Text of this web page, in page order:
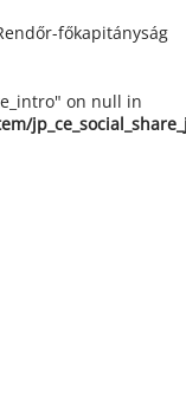
főkapitányság
on null in